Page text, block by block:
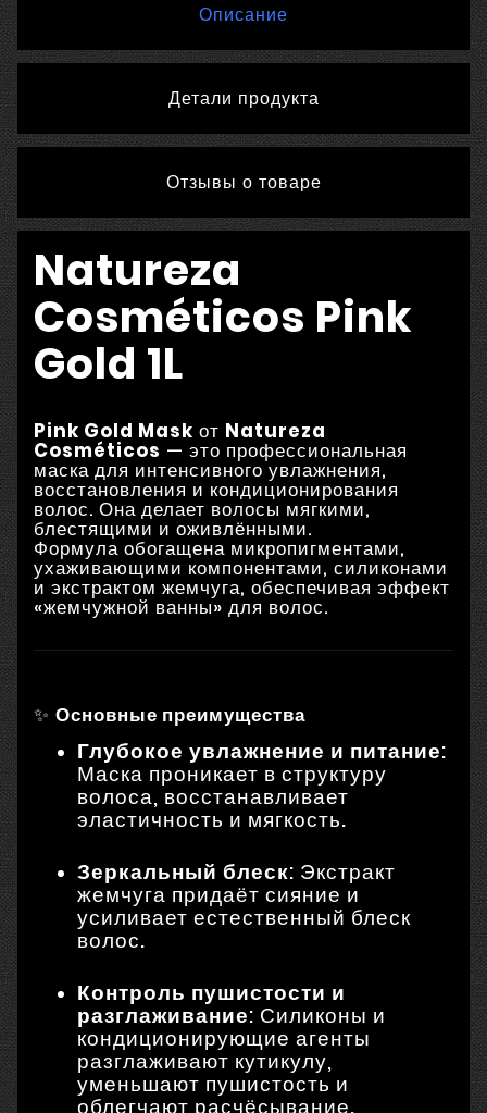
Описание
Детали продукта
Отзывы о товаре
Natureza
Cosméticos Pink
Gold 1L
Pink Gold Mask от Natureza
Cosméticos — это профессиональная
маска для интенсивного увлажнения,
восстановления и кондиционирования
волос. Она делает волосы мягкими,
блестящими и оживлёнными.
Формула обогащена микропигментами,
ухаживающими компонентами, силиконами
и экстрактом жемчуга, обеспечивая эффект
«жемчужной ванны» для волос.
✨ Основные преимущества
Глубокое увлажнение и питание:
Маска проникает в структуру
волоса, восстанавливает
эластичность и мягкость.
Зеркальный блеск: Экстракт
жемчуга придаёт сияние и
усиливает естественный блеск
волос.
Контроль пушистости и
разглаживание: Силиконы и
кондиционирующие агенты
разглаживают кутикулу,
уменьшают пушистость и